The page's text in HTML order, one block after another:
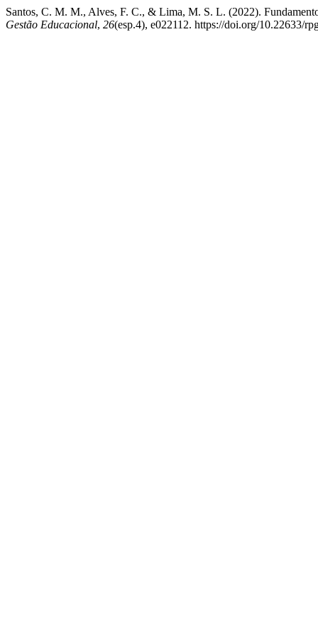
Santos, C. M. M., Alves, F. C., & Lima, M. S. L. (2022).
Gestão Educacional, 26(esp.4), e022112. https://doi.org/10.22633/